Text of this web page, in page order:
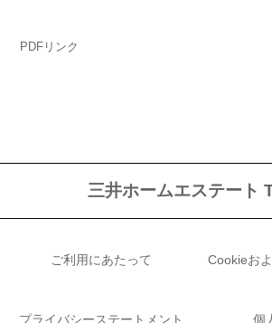
PDFリンク
三井ホームエステート
ご利用にあたって
Cookieお
プライバシーステートメント 個